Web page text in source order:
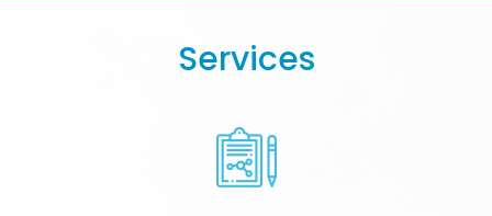
Services